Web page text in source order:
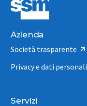
Azienda
Società trasparente
Privacy e dati personali
Servizi